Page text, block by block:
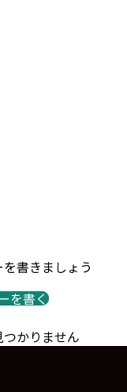
書きましょう
を書く
かりません